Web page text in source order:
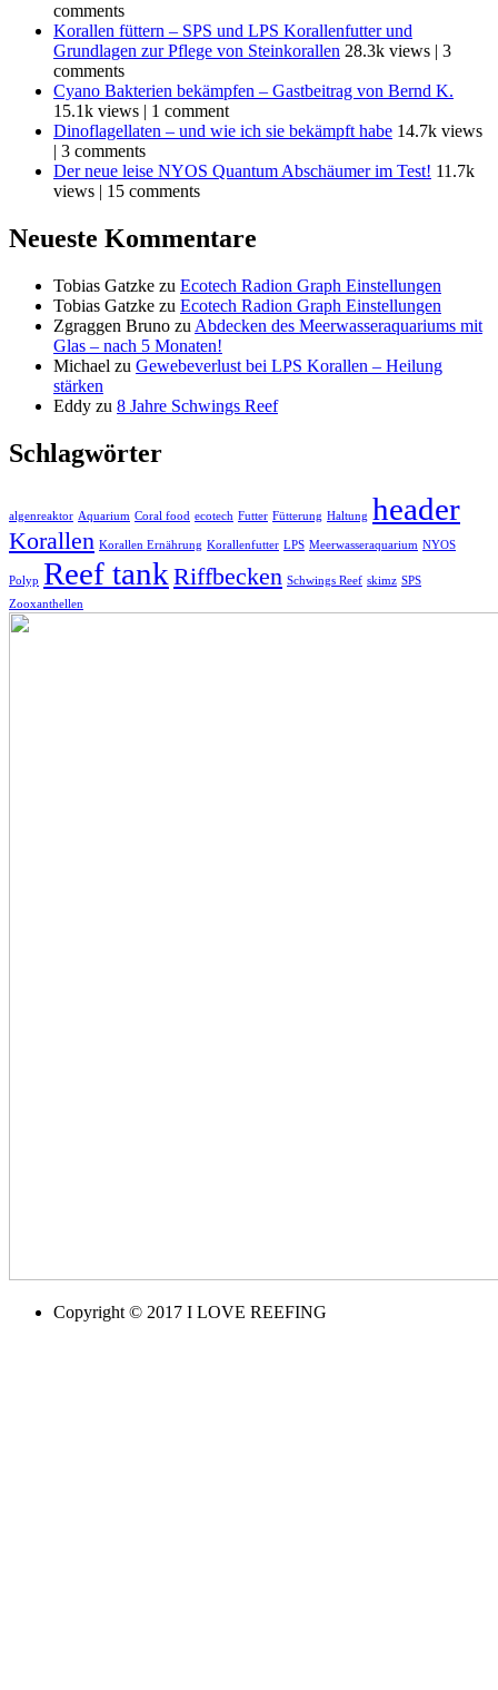
comments
Korallen füttern – SPS und LPS Korallenfutter und
Grundlagen zur Pflege von Steinkorallen 28.3k views | 3
comments
Cyano Bakterien bekämpfen – Gastbeitrag von Bernd K.
15.1k views | 1 comment
Dinoflagellaten – und wie ich sie bekämpft habe 14.7k views
| 3 comments
Der neue leise NYOS Quantum Abschäumer im Test! 11.7k
views | 15 comments
Neueste Kommentare
Tobias Gatzke zu Ecotech Radion Graph Einstellungen
Tobias Gatzke zu Ecotech Radion Graph Einstellungen
Zgraggen Bruno zu Abdecken des Meerwasseraquariums mit
Glas – nach 5 Monaten!
Michael zu Gewebeverlust bei LPS Korallen – Heilung
stärken
Eddy zu 8 Jahre Schwings Reef
Schlagwörter
algenreaktor Aquarium Coral food ecotech Futter Fütterung Haltung header
Korallen Korallen Ernährung Korallenfutter LPS Meerwasseraquarium NYOS
Polyp Reef tank Riffbecken Schwings Reef skimz SPS
Zooxanthellen
Copyright © 2017 I LOVE REEFING